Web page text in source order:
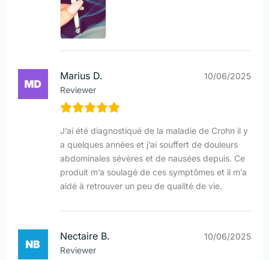
Marius D.
Reviewer
10/06/2025
J’ai été diagnostiqué de la maladie de Crohn il y
a quelques années et j’ai souffert de douleurs
abdominales sévères et de nausées depuis. Ce
produit m’a soulagé de ces symptômes et il m’a
aidé à retrouver un peu de qualité de vie.
Nectaire B.
Reviewer
10/06/2025